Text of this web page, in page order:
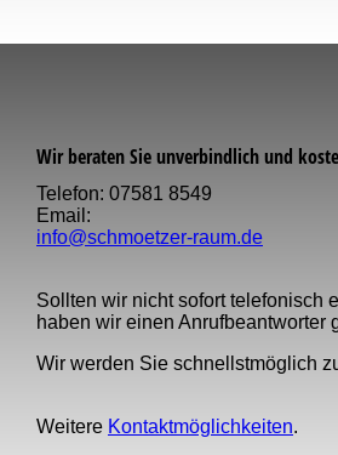
Wir beraten Sie unverbindlich und
Telefon: 07581 8549
Email:
info@schmoetzer-raum.de
Sollten wir nicht sofort telefonisch
haben wir einen Anruf­beantworter
Wir werden Sie schnellst­möglich
Weitere Kontaktmöglichkeiten.